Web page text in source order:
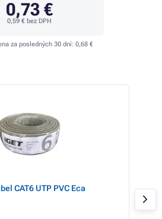
0,73 €
0,59 €bez DPH
za posledných 30 dní: 0,68 €
CAT6 UTP PVC Eca
sivý